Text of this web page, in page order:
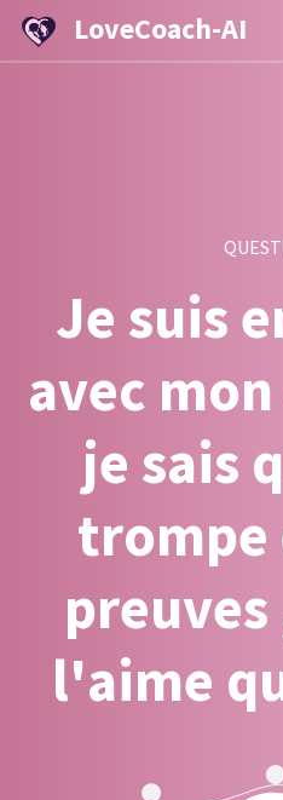
LoveCoach-AI
Je suis
avec
je sais
trompe
l'aime